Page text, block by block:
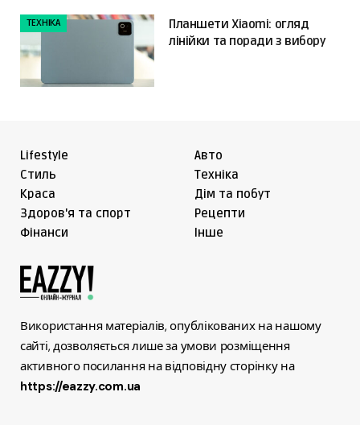
ТЕХНІКА
Планшети Xiaomi: огляд
лінійки та поради з вибору
Lifestyle
Cтиль
Краса
Здоров'я та спорт
Фінанси
Авто
Техніка
Дім та побут
Рецепти
Інше
Використання матеріалів, опублікованих на нашому
сайті, дозволяється лише за умови розміщення
активного посилання на відповідну сторінку на
https://eazzy.com.ua